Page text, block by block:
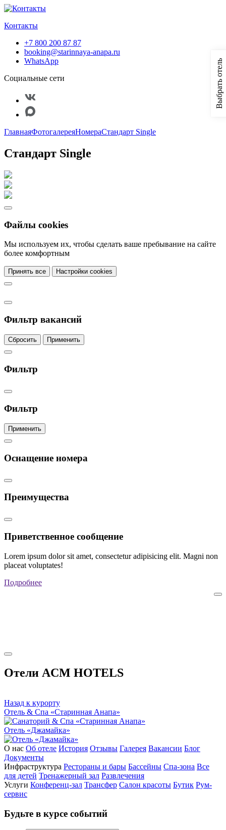
Контакты
+7 800 200 87 87
booking@starinnaya-anapa.ru
WhatsApp
Социальные сети
ГлавнаяФотогалереяНомераСтандарт Single
Стандарт Single
Файлы cookies
Мы используем их, чтобы сделать ваше пребывание на сайте
более комфортным
Принять все Настройки cookies
Фильтр вакансий
Сбросить Применить
Фильтр
Фильтр
Применить
Оснащение номера
Преимущества
Приветственное сообщение
Lorem ipsum dolor sit amet, consectetur adipisicing elit. Magni non
placeat voluptates!
Подробнее
Отели ACM HOTELS
Назад к курорту
Отель & Спа «Старинная Анапа»
Отель «Джамайка»
О нас Об отеле История Отзывы Галерея Вакансии Блог
Документы
Инфраструктура Рестораны и бары Бассейны Спа-зона Все
для детей Тренажерный зал Развлечения
Услуги Конференц-зал Трансфер Салон красоты Бутик Рум-
сервис
Будьте в курсе событий
Выбрать отель